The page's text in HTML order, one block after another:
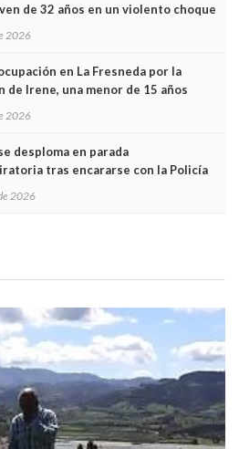
de 32 años en un violento choque
2026
en La Fresneda por la
de Irene, una menor de 15 años
2026
desploma en parada
tras encararse con la Policía
2026